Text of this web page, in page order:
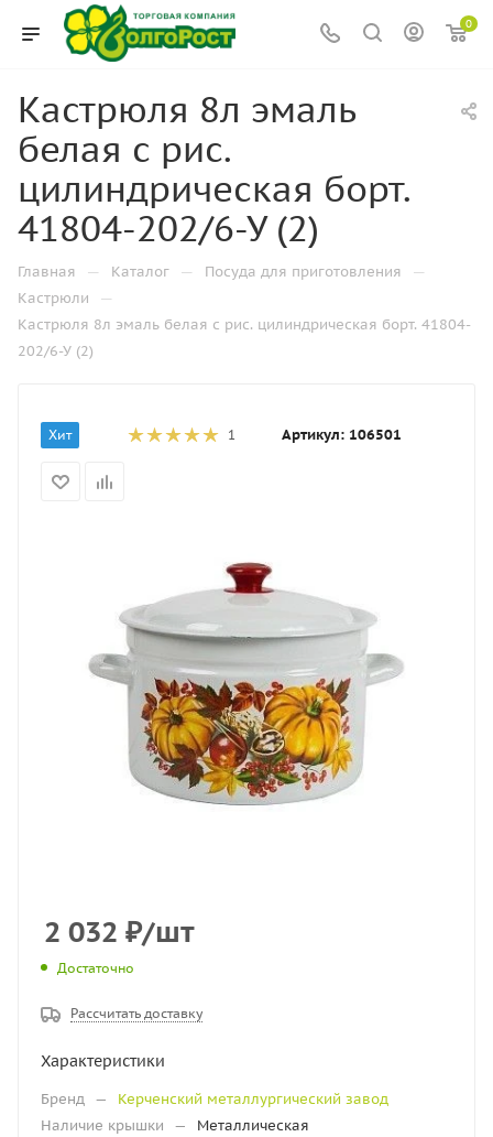
0
Кастрюля 8л эмаль
белая с рис.
цилиндрическая борт.
41804-202/6-У (2)
Главная — Каталог — Посуда для приготовления —
Кастрюли —
Кастрюля 8л эмаль белая с рис. цилиндрическая борт. 41804-
202/6-У (2)
Хит 1 Артикул: 106501
2 032 ₽/шт
Достаточно
Рассчитать доставку
Характеристики
Бренд —
Керченский металлургический завод
Наличие крышки
—
Металлическая